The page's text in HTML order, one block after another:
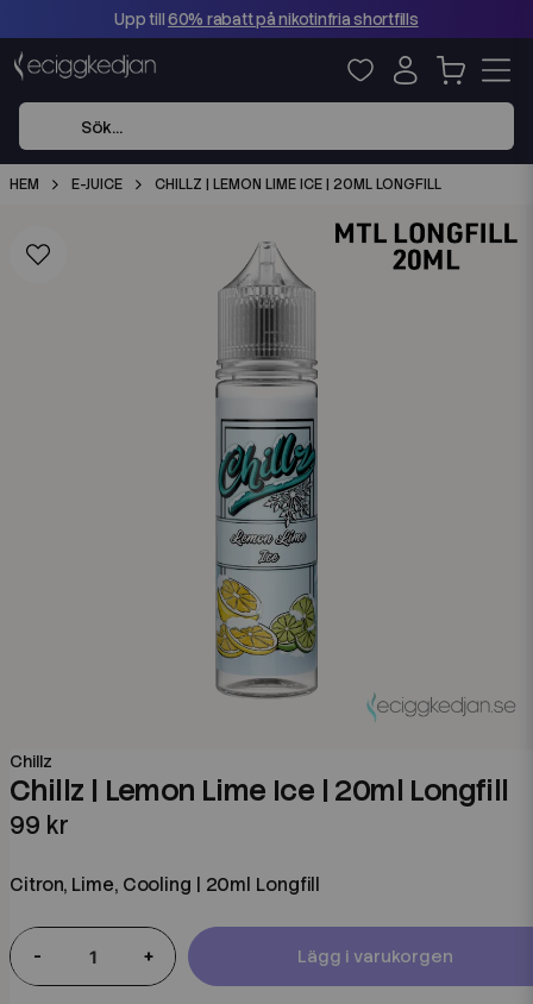
Upp till60% rabatt på nikotinfria shortfills
HEM E-JUICE CHILLZ | LEMON LIME ICE | 20ML LONGFILL
Chillz
Chillz | Lemon Lime Ice | 20ml Longfill
99 kr
Citron, Lime, Cooling | 20ml Longfill
- + Lägg i varukorgen